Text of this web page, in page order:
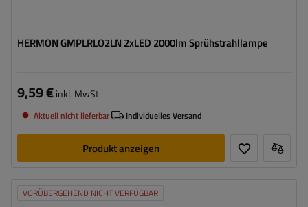
HERMON GMPLRLO2LN 2xLED 2000lm Sprühstrahllampe
9,59 €inkl. MwSt
Aktuell nicht lieferbar Individuelles Versand
Produkt anzeigen
VORÜBERGEHEND NICHT VERFÜGBAR